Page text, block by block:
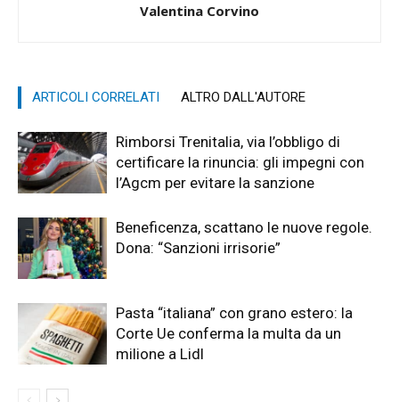
Valentina Corvino
ARTICOLI CORRELATI ALTRO DALL'AUTORE
Rimborsi Trenitalia, via l’obbligo di
certificare la rinuncia: gli impegni con
l’Agcm per evitare la sanzione
Beneficenza, scattano le nuove regole.
Dona: “Sanzioni irrisorie”
Pasta “italiana” con grano estero: la
Corte Ue conferma la multa da un
milione a Lidl